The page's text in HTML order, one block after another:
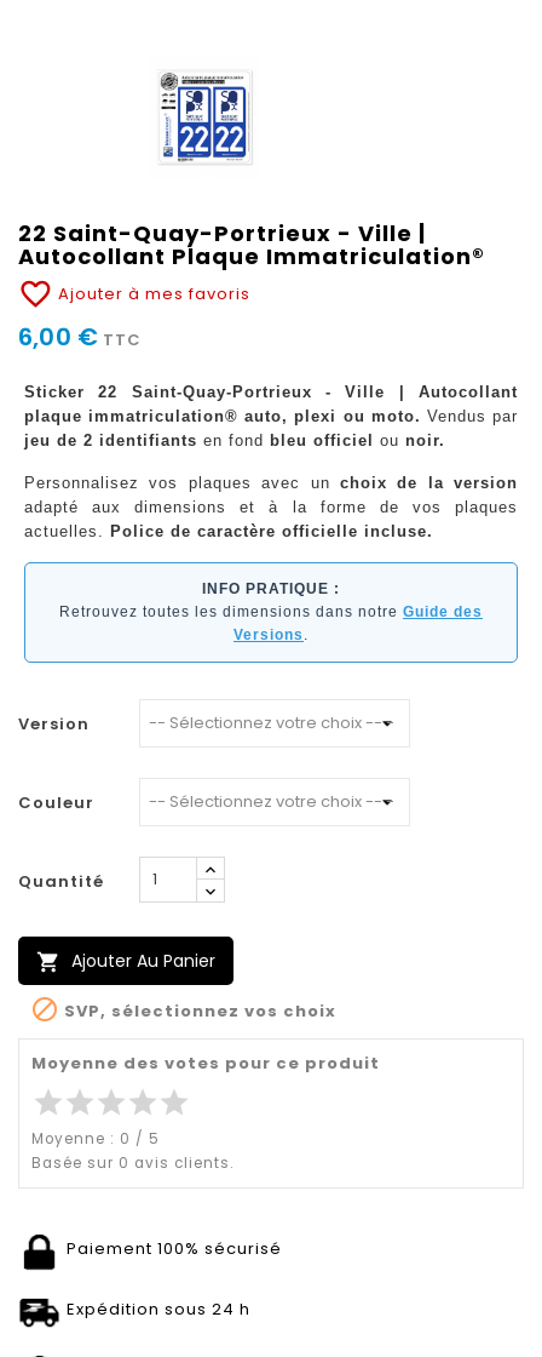
22 Saint-Quay-Portrieux - Ville |
Autocollant Plaque Immatriculation®
favorite_border Ajouter à mes favoris
6,00 € TTC
Sticker 22 Saint-Quay-Portrieux - Ville | Autocollant
plaque immatriculation® auto, plexi ou moto. Vendus par
jeu de 2 identifiants en fond bleu officiel ou noir.
Personnalisez vos plaques avec un choix de la version
adapté aux dimensions et à la forme de vos plaques
actuelles. Police de caractère officielle incluse.
INFO PRATIQUE :
Retrouvez toutes les dimensions dans notre Guide des
Versions .
Version
Couleur
Quantité
 Ajouter Au Panier
 SVP, sélectionnez vos choix
Moyenne des votes pour ce produit
starstarstarstarstar
Moyenne : 0 / 5
Basée sur 0 avis clients.
Paiement 100% sécurisé
Expédition sous 24 h